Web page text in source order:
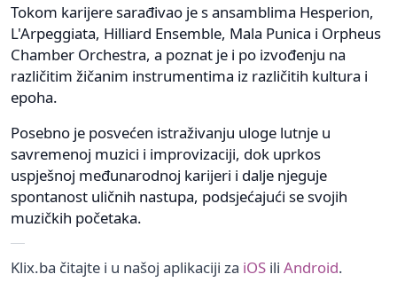
Tokom karijere sarađivao je s ansamblima Hesperion,
L'Arpeggiata, Hilliard Ensemble, Mala Punica i Orpheus
Chamber Orchestra, a poznat je i po izvođenju na
različitim žičanim instrumentima iz različitih kultura i
epoha.
Posebno je posvećen istraživanju uloge lutnje u
savremenoj muzici i improvizaciji, dok uprkos
uspješnoj međunarodnoj karijeri i dalje njeguje
spontanost uličnih nastupa, podsjećajući se svojih
muzičkih početaka.
Klix.ba čitajte i u našoj aplikaciji za iOS ili Android.